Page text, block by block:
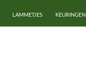
LAMMETJES KEURINGEN